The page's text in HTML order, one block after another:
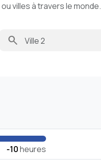
villes à travers le monde.
search
-10heures